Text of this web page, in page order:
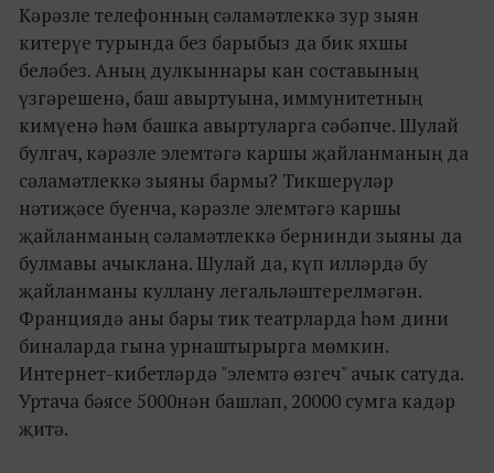
Кәрәзле телефонның сәламәтлеккә зур зыян
китерүе турында без барыбыз да бик яхшы
беләбез. Аның дулкыннары кан составының
үзгәрешенә, баш авыртуына, иммунитетның
кимүенә һәм башка авыртуларга сәбәпче. Шулай
булгач, кәрәзле элемтәгә каршы җайланманың да
сәламәтлеккә зыяны бармы? Тикшерүләр
нәтиҗәсе буенча, кәрәзле элемтәгә каршы
җайланманың сәламәтлеккә бернинди зыяны да
булмавы ачыклана. Шулай да, күп илләрдә бу
җайланманы куллану легальләштерелмәгән.
Франциядә аны бары тик театрларда һәм дини
биналарда гына урнаштырырга мөмкин.
Интернет-кибетләрдә "элемтә өзгеч" ачык сатуда.
Уртача бәясе 5000нән башлап, 20000 сумга кадәр
җитә.